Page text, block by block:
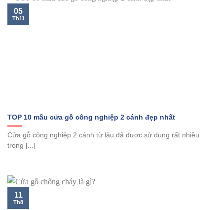
TOP 10 mẫu cửa gỗ công nghiệp 2 cánh đẹp nhất
Cửa gỗ công nghiệp 2 cánh từ lâu đã được sử dụng rất nhiều
trong [...]
05
Th11
11
Th8